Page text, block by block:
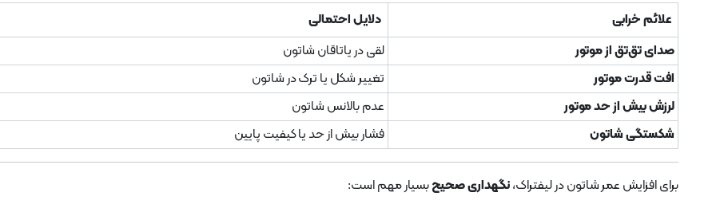
علائم خرابی دلایل احتمالی
صدای تق‌تق از موتور
لقی در یاتاقان شاتون
افت قدرت موتور
تغییر شکل یا ترک در شاتون
لرزش بیش از حد موتور
عدم بالانس شاتون
شکستگی شاتون
فشار بیش از حد یا کیفیت پایین
برای افزایش عمر شاتون در لیفتراک،نگهداری صحیحبسیار مهم است: